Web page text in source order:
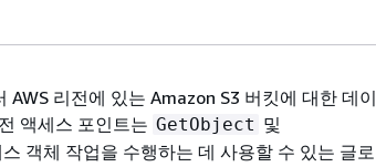
리전에 있는 Amazon S3 버킷에 대한 데이
액세스 포인트는 GetObject 및
객체 작업을 수행하는 데 사용할 수 있는 글로